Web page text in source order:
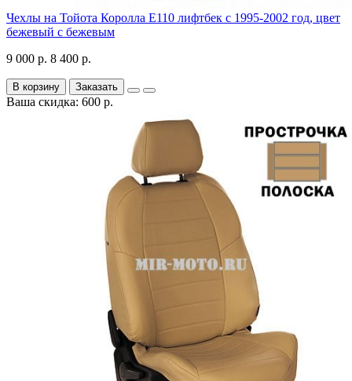
Чехлы на Тойота Королла Е110 лифтбек с 1995-2002 год, цвет
бежевый с бежевым
9 000 р. 8 400 р.
В корзину Заказать
Ваша скидка: 600 р.